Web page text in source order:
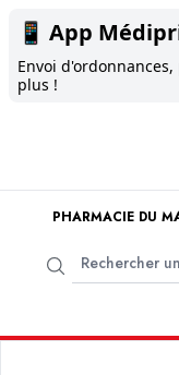
📱 App
Envoi
plus !
PHARMACIE DU